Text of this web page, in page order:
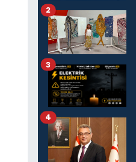
2
3
4